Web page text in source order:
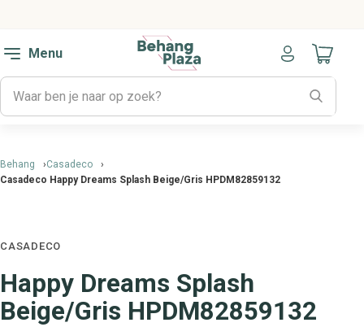
Menu
Naar
Behang
Casadeco
Casadeco Happy Dreams Splash Beige/Gris HPDM82859132
CASADECO
Happy Dreams Splash
Beige/Gris HPDM82859132